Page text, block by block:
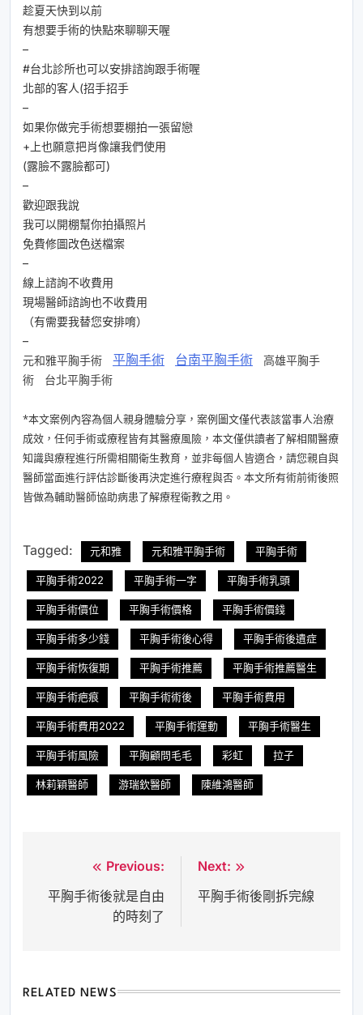
趁夏天快到以前
有想要手術的快點來聊聊天喔
–
#台北診所也可以安排諮詢跟手術喔
北部的客人(招手招手
–
如果你做完手術想要棚拍一張留戀
+上也願意把肖像讓我們使用
(露臉不露臉都可)
–
歡迎跟我說
我可以開棚幫你拍攝照片
免費修圖改色送檔案
–
線上諮詢不收費用
現場醫師諮詢也不收費用
（有需要我替您安排唷）
–
元和雅平胸手術
平胸手術 台南平胸手術
高雄平胸手
術
台北平胸手術
*本文案例內容為個人親身體驗分享，案例圖文僅代表該當事人治療
成效，任何手術或療程皆有其醫療風險，本文僅供讀者了解相關醫療
知識與療程進行所需相關衛生教育，並非每個人皆適合，請您親自與
醫師當面進行評估診斷後再決定進行療程與否。本文所有術前術後照
皆做為輔助醫師協助病患了解療程衛教之用。
Tagged: 元和雅 元和雅平胸手術 平胸手術
平胸手術2022 平胸手術一字 平胸手術乳頭
平胸手術價位 平胸手術價格 平胸手術價錢
平胸手術多少錢 平胸手術後心得 平胸手術後遺症
平胸手術恢復期 平胸手術推薦 平胸手術推薦醫生
平胸手術疤痕 平胸手術術後 平胸手術費用
平胸手術費用2022 平胸手術運動 平胸手術醫生
平胸手術風險 平胸顧問毛毛 彩虹 拉子
林莉穎醫師 游瑞欽醫師 陳維鴻醫師
章
Previous:
平胸手術後就是自由
的時刻了
Next:
平胸手術後剛拆完線
RELATED NEWS